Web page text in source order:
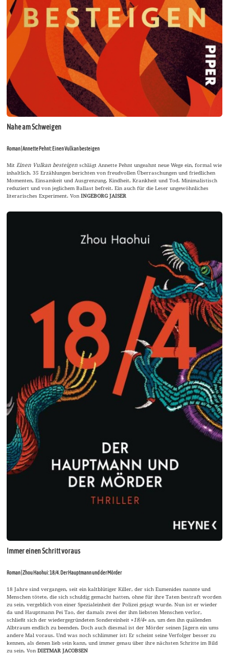
Nahe am Schweigen
Roman | Annette Pehnt: Einen Vulkan besteigen
MitEinen Vulkan besteigen schlägt Annette Pehnt ungeahnt neue Wege ein, formal wie
inhaltlich. 35 Erzählungen berichten von freudvollen Überraschungen und friedlichen
Momenten, Einsamkeit und Ausgrenzung, Kindheit, Krankheit und Tod. Minimalistisch
reduziert und von jeglichem Ballast befreit. Ein auch für die Leser ungewöhnliches
literarisches Experiment. VonINGEBORG JAISER
Immer einen Schritt voraus
Roman | Zhou Haohui: 18/4. Der Hauptmann und der Mörder
18 Jahre sind vergangen, seit ein kaltblütiger Killer, der sich Eumenides nannte und
Menschen tötete, die sich schuldig gemacht hatten, ohne für ihre Taten bestraft worden
zu sein, vergeblich von einer Spezialeinheit der Polizei gejagt wurde. Nun ist er wieder
da und Hauptmann Pei Tao, der damals zwei der ihm liebsten Menschen verlor,
schließt sich der wiedergegründeten Sondereinheit »18/4« an, um den ihn quälenden
Albtraum endlich zu beenden. Doch auch diesmal ist der Mörder seinen Jägern ein ums
andere Mal voraus. Und was noch schlimmer ist: Er scheint seine Verfolger besser zu
kennen, als denen lieb sein kann, und immer genau über ihre nächsten Schritte im Bild
zu sein. VonDIETMAR JACOBSEN